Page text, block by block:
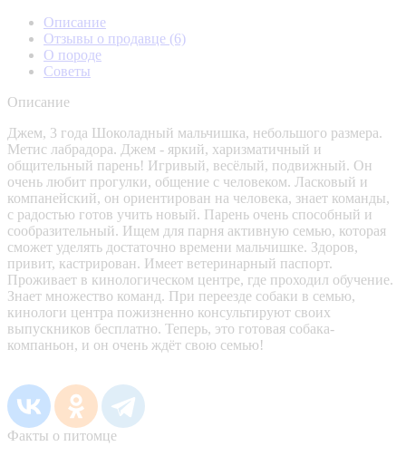
Описание
Отзывы о продавце (6)
О породе
Советы
Описание
Джем, 3 года Шоколадный мальчишка, небольшого размера.
Метис лабрадора. Джем - яркий, харизматичный и
общительный парень! Игривый, весёлый, подвижный. Он
очень любит прогулки, общение с человеком. Ласковый и
компанейский, он ориентирован на человека, знает команды,
с радостью готов учить новый. Парень очень способный и
сообразительный. Ищем для парня активную семью, которая
сможет уделять достаточно времени мальчишке. Здоров,
привит, кастрирован. Имеет ветеринарный паспорт.
Проживает в кинологическом центре, где проходил обучение.
Знает множество команд. При переезде собаки в семью,
кинологи центра пожизненно консультируют своих
выпускников бесплатно. Теперь, это готовая собака-
компаньон, и он очень ждёт свою семью!
Факты о питомце